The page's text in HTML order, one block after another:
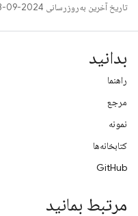
تاریخ آخرین به‌روزرسانی 2024-09-13 به‌وقت ساعت هماهنگ جهانی.
بدانید
راهنما
مرجع
نمونه
کتابخانه‌ها
GitHub
مرتبط بمانید